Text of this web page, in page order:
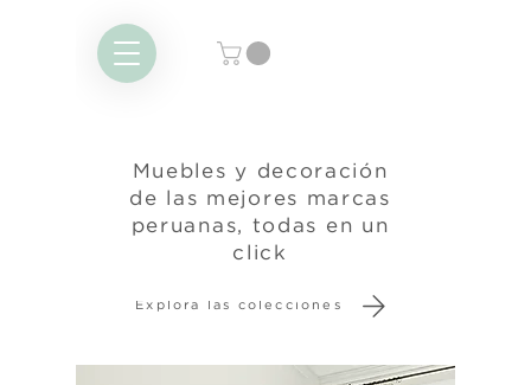
Muebles y decoración
de las mejores marcas
peruanas, todas en un
click
Explora las colecciones